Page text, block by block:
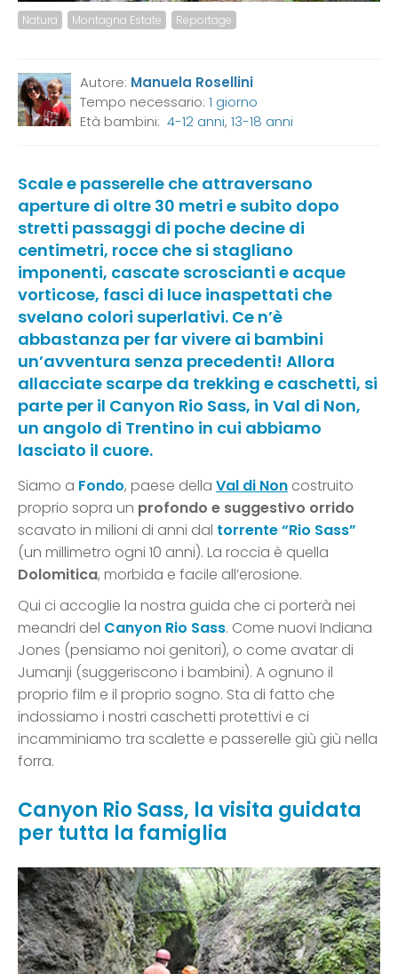
Natura Montagna Estate Reportage
Autore: Manuela Rosellini
Tempo necessario: 1 giorno
Età bambini: 4-12 anni, 13-18 anni
Scale e passerelle che attraversano
aperture di oltre 30 metri e subito dopo
stretti passaggi di poche decine di
centimetri, rocce che si stagliano
imponenti, cascate scroscianti e acque
vorticose, fasci di luce inaspettati che
svelano colori superlativi. Ce n’è
abbastanza per far vivere ai bambini
un’avventura senza precedenti! Allora
allacciate scarpe da trekking e caschetti, si
parte per il Canyon Rio Sass, in Val di Non,
un angolo di Trentino in cui abbiamo
lasciato il cuore.
Siamo a Fondo, paese della Val di Non costruito
proprio sopra un profondo e suggestivo orrido
scavato in milioni di anni dal torrente “Rio Sass”
(un millimetro ogni 10 anni). La roccia è quella
Dolomitica, morbida e facile all’erosione.
Qui ci accoglie la nostra guida che ci porterà nei
meandri del Canyon Rio Sass. Come nuovi Indiana
Jones (pensiamo noi genitori), o come avatar di
Jumanji (suggeriscono i bambini). A ognuno il
proprio film e il proprio sogno. Sta di fatto che
indossiamo i nostri caschetti protettivi e ci
incamminiamo tra scalette e passerelle giù giù nella
forra.
Canyon Rio Sass, la visita guidata
per tutta la famiglia